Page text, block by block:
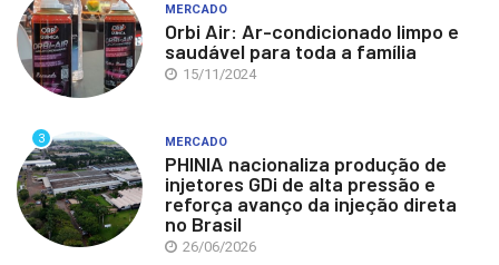
MERCADO
Orbi Air: Ar-condicionado limpo e
saudável para toda a família
15/11/2024
3 MERCADO
PHINIA nacionaliza produção de
injetores GDi de alta pressão e
reforça avanço da injeção direta
no Brasil
26/06/2026